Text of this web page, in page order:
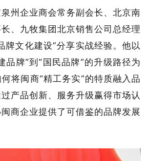
州企业商会常务副会长、北京南
、九牧集团北京销售公司总经理
牌文化建设”分享实战经验。他以
品牌”到“国民品牌”的升级路径为
将闽商“精工务实”的特质融入品
产品创新、服务升级赢得市场认
商企业提供了可借鉴的品牌发展